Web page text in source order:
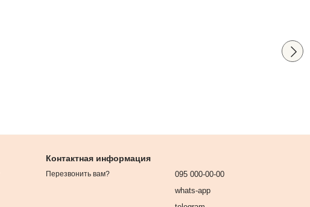
Контактная информация
Перезвонить вам?
095 000-00-00
whats-app